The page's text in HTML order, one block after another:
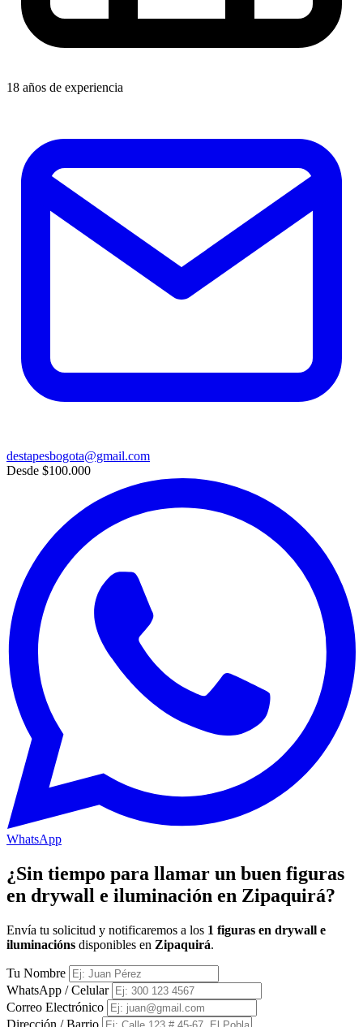
18 años de experiencia
destapesbogota@gmail.com
Desde $100.000
WhatsApp
¿Sin tiempo para llamar un buen figuras
en drywall e iluminación en Zipaquirá?
Envía tu solicitud y notificaremos a los 1 figuras en drywall e
iluminacións disponibles en Zipaquirá.
Tu Nombre
WhatsApp / Celular
Correo Electrónico
Dirección / Barrio